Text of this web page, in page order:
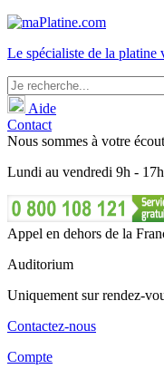
Le spécialiste de la platine
Aide
Contact
Nous sommes à votre
Lundi au vendredi 9h - 17h
Appel en dehors de la
Auditorium
Uniquement sur rendez-
Contactez-nous
Compte